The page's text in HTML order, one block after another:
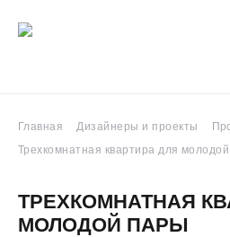
Главная Дизайнеры и проекты
Трехкомнатная квартира для
ТРЕХКОМНАТНАЯ
МОЛОДОЙ ПАРЫ